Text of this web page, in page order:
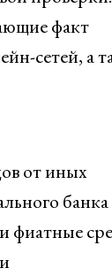
факт
сетей, а
от иных
фиатные